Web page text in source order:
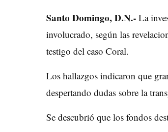
Santo Domingo, D.N.- La
involucrado, según las
testigo del caso Coral.
Los hallazgos indicaron que
despertando dudas sobre la
Se descubrió que los fondos